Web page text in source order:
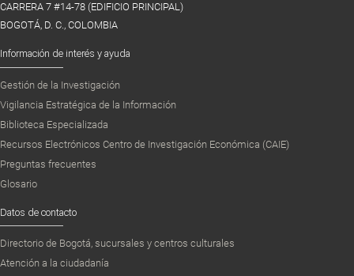
CARRERA 7 #14-78 (EDIFICIO PRINCIPAL)
BOGOTÁ, D. C., COLOMBIA
Información de interés y ayuda
Gestión de la Investigación
Vigilancia Estratégica de la Información
Biblioteca Especializada
Recursos Electrónicos Centro de Investigación Económica (CAIE)
Preguntas frecuentes
Glosario
Datos de contacto
Directorio de Bogotá, sucursales y centros culturales
Atención a la ciudadanía